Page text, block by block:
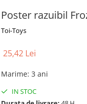
Poster razuibil
Toi-Toys
25,42 Lei
Marime: 3 ani
IN STOC